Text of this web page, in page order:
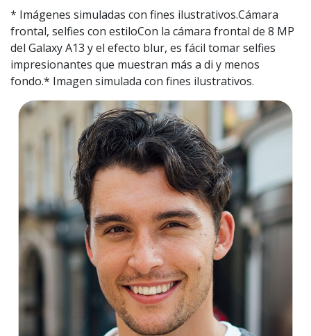
* Imágenes simuladas con fines ilustrativos.Cámara
frontal, selfies con estiloCon la cámara frontal de 8 MP
del Galaxy A13 y el efecto blur, es fácil tomar selfies
impresionantes que muestran más a di y menos
fondo.* Imagen simulada con fines ilustrativos.